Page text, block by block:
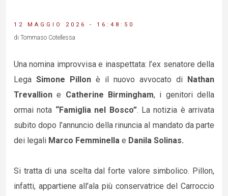
12 MAGGIO 2026 - 16:48:50
di Tommaso Cotellessa
Una nomina improvvisa e inaspettata: l’ex senatore della
Lega Simone Pillon è il nuovo avvocato di Nathan
Trevallion e Catherine Birmingham, i genitori della
ormai nota “Famiglia nel Bosco”. La notizia è arrivata
subito dopo l’annuncio della rinuncia al mandato da parte
dei legali Marco Femminella e Danila Solinas.
Si tratta di una scelta dal forte valore simbolico. Pillon,
infatti, appartiene all’ala più conservatrice del Carroccio